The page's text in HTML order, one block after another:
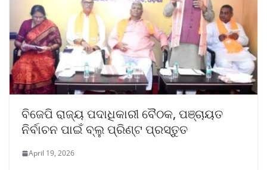
ବିଜେପି ରାଜ୍ୟ ପଦାଧିକାରୀ ବୈଠକ, ପଞ୍ଚାୟତ
ନିର୍ବାଚନ ପାଇଁ ବ୍ଲୁ ପ୍ରିଣ୍ଟ ପ୍ରସ୍ତୁତ
April 19, 2026